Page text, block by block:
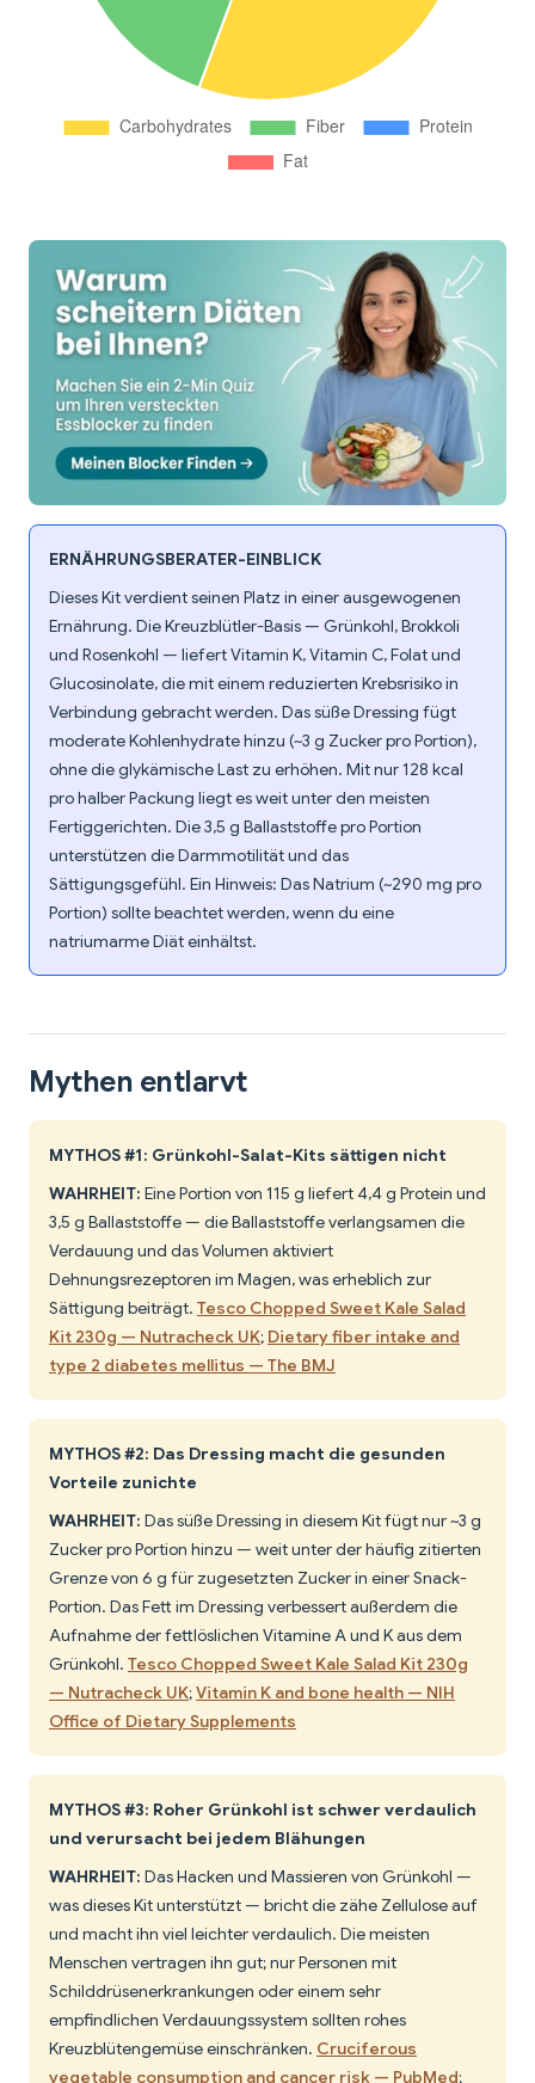
ERNÄHRUNGSBERATER-EINBLICK
Dieses Kit verdient seinen Platz in einer ausgewogenen
Ernährung. Die Kreuzblütler-Basis — Grünkohl, Brokkoli
und Rosenkohl — liefert Vitamin K, Vitamin C, Folat und
Glucosinolate, die mit einem reduzierten Krebsrisiko in
Verbindung gebracht werden. Das süße Dressing fügt
moderate Kohlenhydrate hinzu (~3 g Zucker pro Portion),
ohne die glykämische Last zu erhöhen. Mit nur 128 kcal
pro halber Packung liegt es weit unter den meisten
Fertiggerichten. Die 3,5 g Ballaststoffe pro Portion
unterstützen die Darmmotilität und das
Sättigungsgefühl. Ein Hinweis: Das Natrium (~290 mg pro
Portion) sollte beachtet werden, wenn du eine
natriumarme Diät einhältst.
Mythen entlarvt
MYTHOS #1: Grünkohl-Salat-Kits sättigen nicht
WAHRHEIT: Eine Portion von 115 g liefert 4,4 g Protein und
3,5 g Ballaststoffe — die Ballaststoffe verlangsamen die
Verdauung und das Volumen aktiviert
Dehnungsrezeptoren im Magen, was erheblich zur
Sättigung beiträgt. Tesco Chopped Sweet Kale Salad
Kit 230g — Nutracheck UK; Dietary fiber intake and
type 2 diabetes mellitus — The BMJ
MYTHOS #2: Das Dressing macht die gesunden
Vorteile zunichte
WAHRHEIT: Das süße Dressing in diesem Kit fügt nur ~3 g
Zucker pro Portion hinzu — weit unter der häufig zitierten
Grenze von 6 g für zugesetzten Zucker in einer Snack-
Portion. Das Fett im Dressing verbessert außerdem die
Aufnahme der fettlöslichen Vitamine A und K aus dem
Grünkohl. Tesco Chopped Sweet Kale Salad Kit 230g
— Nutracheck UK;Vitamin K and bone health — NIH
Office of Dietary Supplements
MYTHOS #3: Roher Grünkohl ist schwer verdaulich
und verursacht bei jedem Blähungen
WAHRHEIT: Das Hacken und Massieren von Grünkohl —
was dieses Kit unterstützt — bricht die zähe Zellulose auf
und macht ihn viel leichter verdaulich. Die meisten
Menschen vertragen ihn gut; nur Personen mit
Schilddrüsenerkrankungen oder einem sehr
empfindlichen Verdauungssystem sollten rohes
Kreuzblütengemüse einschränken. Cruciferous
vegetable consumption and cancer risk — PubMed;